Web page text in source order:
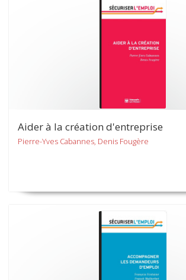
Aider à la création d'entreprise
Pierre-Yves Cabannes, Denis Fougère